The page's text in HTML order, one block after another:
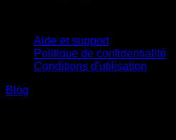
Aide et support
Politique de confidentialité
Conditions d'utilisation
Blog